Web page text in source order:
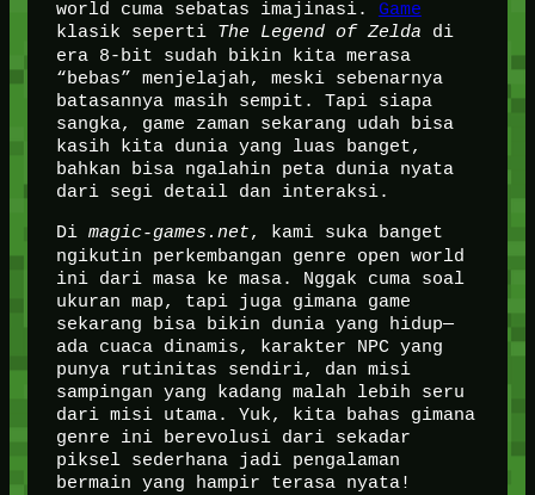
world cuma sebatas imajinasi. Game
klasik seperti The Legend of Zelda di
era 8-bit sudah bikin kita merasa
“bebas” menjelajah, meski sebenarnya
batasannya masih sempit. Tapi siapa
sangka, game zaman sekarang udah bisa
kasih kita dunia yang luas banget,
bahkan bisa ngalahin peta dunia nyata
dari segi detail dan interaksi.
Di magic-games.net, kami suka banget
ngikutin perkembangan genre open world
ini dari masa ke masa. Nggak cuma soal
ukuran map, tapi juga gimana game
sekarang bisa bikin dunia yang hidup—
ada cuaca dinamis, karakter NPC yang
punya rutinitas sendiri, dan misi
sampingan yang kadang malah lebih seru
dari misi utama. Yuk, kita bahas gimana
genre ini berevolusi dari sekadar
piksel sederhana jadi pengalaman
bermain yang hampir terasa nyata!